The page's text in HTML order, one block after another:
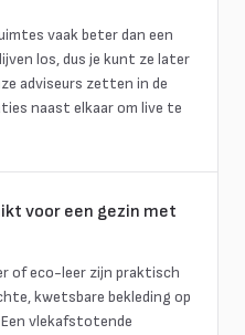
vaak beter dan een
los, dus je kunt ze later
adviseurs zetten in de
naast elkaar om live te
voor een gezin met
of eco-leer zijn praktisch
kwetsbare bekleding op
vlekafstotende